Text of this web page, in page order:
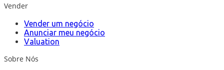
Vender
Vender um negócio
Anunciar meu negócio
Valuation
Sobre Nós